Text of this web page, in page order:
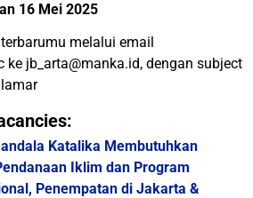
16 Mei 2025
melalui email
ke jb_arta@manka.id, dengan subject
Katalika Membutuhkan
Iklim dan Program
Penempatan di Jakarta &